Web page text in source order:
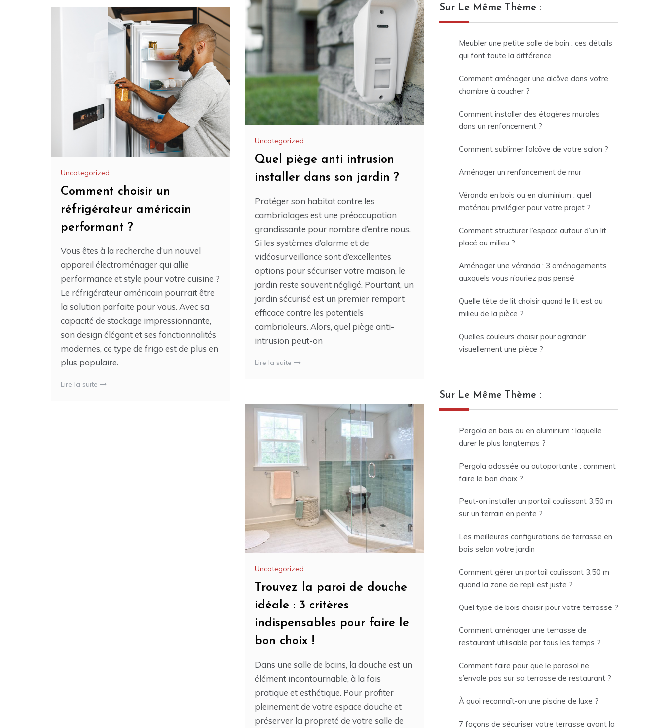
Uncategorized
Quel piège anti intrusion
installer dans son jardin ?
Protéger son habitat contre les
cambriolages est une préoccupation
grandissante pour nombre d’entre nous.
Si les systèmes d’alarme et de
vidéosurveillance sont d’excellentes
options pour sécuriser votre maison, le
jardin reste souvent négligé. Pourtant, un
jardin sécurisé est un premier rempart
efficace contre les potentiels
cambrioleurs. Alors, quel piège anti-
intrusion peut-on
Lire la suite
Uncategorized
Comment choisir un
réfrigérateur américain
performant ?
Vous êtes à la recherche d’un nouvel
appareil électroménager qui allie
performance et style pour votre cuisine ?
Le réfrigérateur américain pourrait être
la solution parfaite pour vous. Avec sa
capacité de stockage impressionnante,
son design élégant et ses fonctionnalités
modernes, ce type de frigo est de plus en
plus populaire.
Lire la suite
Uncategorized
Trouvez la paroi de douche
idéale : 3 critères
indispensables pour faire le
bon choix !
Dans une salle de bains, la douche est un
élément incontournable, à la fois
pratique et esthétique. Pour profiter
pleinement de votre espace douche et
préserver la propreté de votre salle de
Sur Le Même Thème :
Meubler une petite salle de bain : ces détails
qui font toute la différence
Comment aménager une alcôve dans votre
chambre à coucher ?
Comment installer des étagères murales
dans un renfoncement ?
Comment sublimer l’alcôve de votre salon ?
Aménager un renfoncement de mur
Véranda en bois ou en aluminium : quel
matériau privilégier pour votre projet ?
Comment structurer l’espace autour d’un lit
placé au milieu ?
Aménager une véranda : 3 aménagements
auxquels vous n’auriez pas pensé
Quelle tête de lit choisir quand le lit est au
milieu de la pièce ?
Quelles couleurs choisir pour agrandir
visuellement une pièce ?
Sur Le Même Thème :
Pergola en bois ou en aluminium : laquelle
durer le plus longtemps ?
Pergola adossée ou autoportante : comment
faire le bon choix ?
Peut-on installer un portail coulissant 3,50 m
sur un terrain en pente ?
Les meilleures configurations de terrasse en
bois selon votre jardin
Comment gérer un portail coulissant 3,50 m
quand la zone de repli est juste ?
Quel type de bois choisir pour votre terrasse ?
Comment aménager une terrasse de
restaurant utilisable par tous les temps ?
Comment faire pour que le parasol ne
s’envole pas sur sa terrasse de restaurant ?
À quoi reconnaît-on une piscine de luxe ?
7 façons de sécuriser votre terrasse avant la